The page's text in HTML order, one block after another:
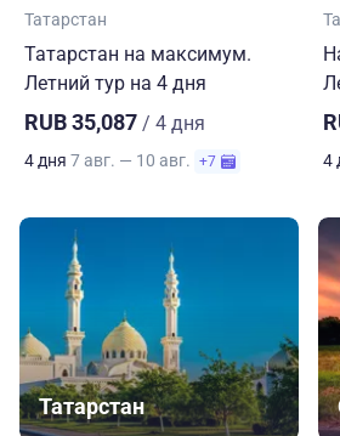
Татарстан
Татарстан на максимум.
Летний тур на 4 дня
RUB 35,087 / 4 дня
4 дня 7 авг. — 10 авг. +7 4
Татарстан